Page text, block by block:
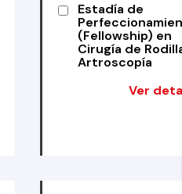
Estadía de
(Fellowship) en
Cirugía de
Artroscopía
Ver